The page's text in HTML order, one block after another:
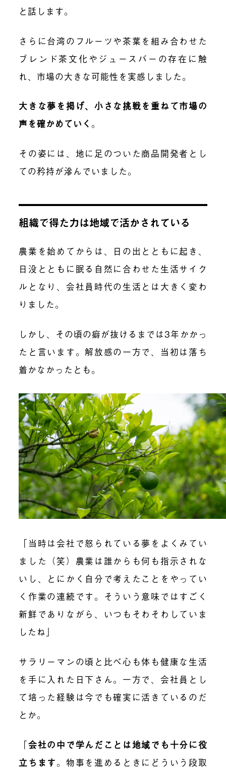
と話します。
さらに台湾のフルーツや茶葉を組み合わせた
ブレンド茶文化やジュースバーの存在に触
れ、市場の大きな可能性を実感しました。
大きな夢を掲げ、小さな挑戦を重ねて市場の
声を確かめていく 。
その姿には、地に足のついた商品開発者とし
ての矜持が滲んでいました。
組織で得た力は地域で活かされている
農業を始めてからは、日の出とともに起き、
日没とともに眠る自然に合わせた生活サイク
ルとなり、会社員時代の生活とは大きく変わ
りました。
しかし、その頃の癖が抜けるまでは3年かかっ
たと言います。解放感の一方で、当初は落ち
着かなかったとも。
「当時は会社で怒られている夢をよくみてい
ました（笑）農業は誰からも何も指示されな
いし、とにかく自分で考えたことをやってい
く作業の連続です。そういう意味ではすごく
新鮮でありながら、いつもそわそわしていま
したね」
サラリーマンの頃と比べ心も体も健康な生活
を手に入れた日下さん。一方で、会社員とし
て培った経験は今でも確実に活きているのだ
とか。
「会社の中で学んだことは地域でも十分に役
立ちます。物事を進めるときにどういう段取